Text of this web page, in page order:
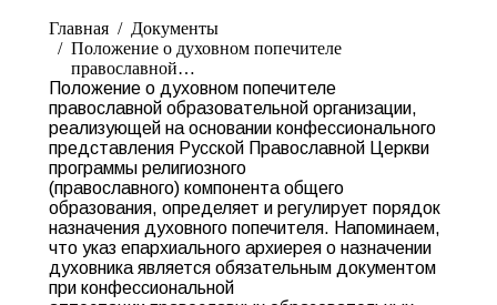
Главная
Документы
Положение о духовном попечителе
православной…
Положение о духовном попечителе
православной образовательной организации,
реализующей на основании конфессионального
представления Русской Православной Церкви
программы религиозного
(православного) компонента общего
образования, определяет и регулирует порядок
назначения духовного попечителя. Напоминаем,
что указ епархиального архиерея о назначении
духовника является обязательным документом
при конфессиональной